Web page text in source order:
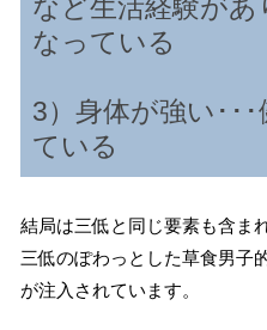
など生活経験があ
なっている
3）身体が強い･･･
ている
結局は三低と同じ要素も含ま
三低のぽわっとした草食男子
が注入されています。